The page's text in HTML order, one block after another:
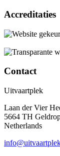
Accreditaties
Contact
Uitvaartplek
Laan der Vier
5664 TH
Netherlands